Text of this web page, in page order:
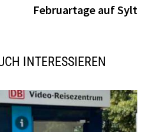
Februartage auf Sylt
INTERESSIEREN